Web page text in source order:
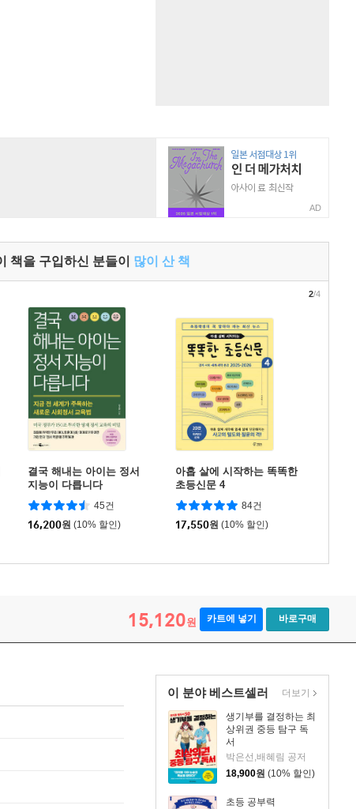
AD
책을 구입하신 분들이 많이 산 책
결국 해내는 아이는 정서
지능이 다릅니다
45건
16,200원 (10% 할인)
아홉 살에 시작하는 똑똑한
초등신문 4
84건
17,550원 (10% 할인)
2/4
15,120원 카트에 넣기 바로구매
이 분야 베스트셀러
생기부를 결정하는 최
상위권 중등 탐구 독
서
박은선,배혜림 공저
18,900원 (10% 할인)
초등 공부력
더보기